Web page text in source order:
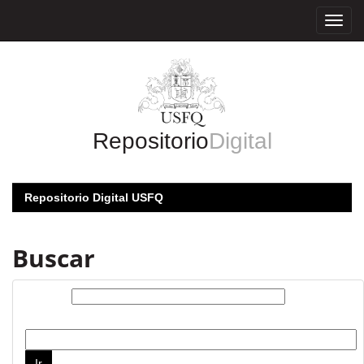
RepositorioDigital
Repositorio Digital USFQ
Buscar